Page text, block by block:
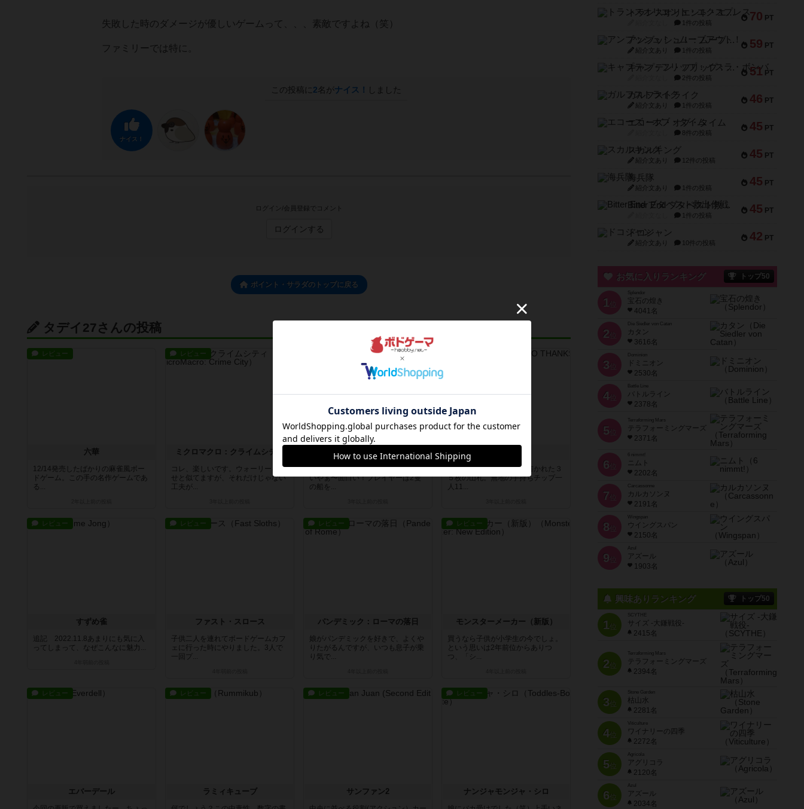
失敗した時のダメージが優しいゲームって、、、素敵ですよね（笑）
ファミリーでは特に。
この投稿に 2名がナイス！ しました
ナイス！
ログイン/会員登録でコメント
ログインする
ポイント・サラダのトップに戻る
タデイ27さんの投稿
レビュー
六華
12/14発売したばかりの麻雀風ボー
ドゲーム。この手の名作ゲームであ
る...
レビュー
ミクロマクロ：クライムシティ
コレ、楽しいです。ウォーリーを探
せと似てますが、それだけじゃない
工夫が...
知る人ぞ知る、クニツィアの名作。
いやぁ〜面白い！プレイヤーは2隻
の船を...
まず内容物。数字だけが書かれた３
５枚の山札。無地の手持ちチップ一
人11...
レビュー
すずめ雀
追記 2022.11.8あまりにも気に入
ってしまって、なぜこんなに魅力...
レビュー
ファスト・スロース
子供二人を連れてボードゲームカフ
ェに行った時にやりました。3人で
一回プ...
レビュー
パンデミック：ローマの落日
娘がパンデミックを好きで、よくや
りたがるんですが、いつも息子が乗
り気で...
レビュー
モンスターメーカー（新版）
買うなら子供が小学生の今でしょ。
という思いは2年前位からありつ
つ、「シ...
レビュー
エバーデール
レビュー
ラミィキューブ
レビュー
サンファン2
レビュー
ナンジャモンジャ・シロ
70 PT
トランスオリエント・エクスプレス
1件の投稿
59 PT
アンブッシュ！：ムーブアウト！
紹介文あり 1件の投稿
51 PT
キャプテン・フリップ：イスラ・ボンバ
2件の投稿
46 PT
ガルフストライク
紹介文あり 1件の投稿
45 PT
エコーズ・オブ・タイム
8件の投稿
45 PT
スカルキング
紹介文あり 12件の投稿
45 PT
海兵隊
紹介文あり 1件の投稿
45 PT
Bitter End ブタペスト救出作戦
1件の投稿
42 PT
ドコジャン
紹介文あり 10件の投稿
お気に入りランキング トップ50
1 位
宝石の煌き
4041名
2 位
Die Siedler von Catan
カタン
3616名
3 位
ドミニオン
2530名
4位
Battle Line
バトルライン
2378名
5 位
Terraforming Mars
テラフォーミングマーズ
2371名
6 位
ニムト
2202名
7 位
Carcassonne
カルカソンヌ
2191名
8 位
Wingspan
ウイングスパン
2150名
9 位
Azul
アズール
1903名
興味ありランキング トップ50
1位
SCYTHE
サイズ -大鎌戦役-
2415名
2位
Terraforming Mars
テラフォーミングマーズ
2394名
3位
Stone Garden
枯山水
2281名
4位
Viticulture
ワイナリーの四季
2272名
5位
Agricola
アグリコラ
2120名
6位
Azul
アズール
2034名